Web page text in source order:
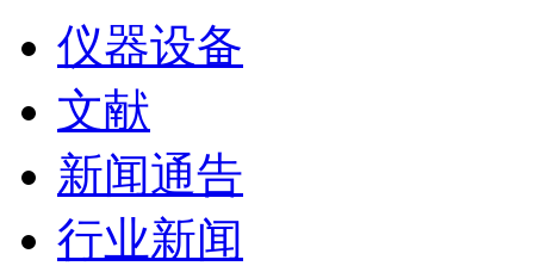
仪器设备
文献
新闻通告
行业新闻